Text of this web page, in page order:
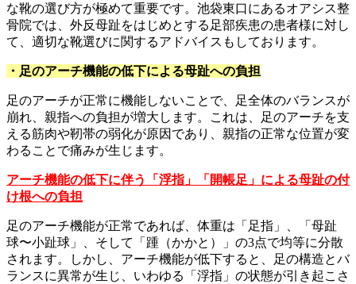
な靴の選び方が極めて重要です。池袋東口にあるオアシス整
骨院では、外反母趾をはじめとする足部疾患の患者様に対し
て、適切な靴選びに関するアドバイスもしております。
・足のアーチ機能の低下による母趾への負担
足のアーチが正常に機能しないことで、足全体のバランスが
崩れ、親指への負担が増大します。これは、足のアーチを支
える筋肉や靭帯の弱化が原因であり、親指の正常な位置が変
わることで痛みが生じます。
アーチ機能の低下に伴う「浮指」「開帳足」による母趾の付
け根への負担
足のアーチ機能が正常であれば、体重は「足指」、「母趾
球〜小趾球」、そして「踵（かかと）」の3点で均等に分散
されます。しかし、アーチ機能が低下すると、足の構造とバ
ランスに異常が生じ、いわゆる「浮指」の状態が引き起こさ